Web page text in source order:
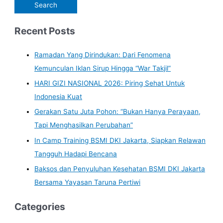
Recent Posts
Ramadan Yang Dirindukan: Dari Fenomena
Kemunculan Iklan Sirup Hingga “War Takjil”
HARI GIZI NASIONAL 2026: Piring Sehat Untuk
Indonesia Kuat
Gerakan Satu Juta Pohon: “Bukan Hanya Perayaan,
Tapi Menghasilkan Perubahan”
In Camp Training BSMI DKI Jakarta, Siapkan Relawan
Tangguh Hadapi Bencana
Baksos dan Penyuluhan Kesehatan BSMI DKI Jakarta
Bersama Yayasan Taruna Pertiwi
Categories